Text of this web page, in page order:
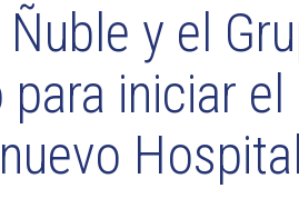
y el
iniciar el